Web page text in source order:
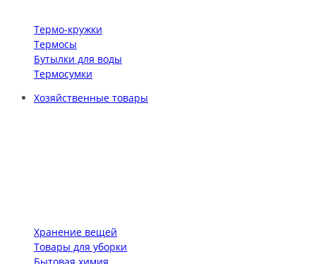
Термо-кружки
Термосы
Бутылки для воды
Термосумки
Хозяйственные товары
Хранение вещей
Товары для уборки